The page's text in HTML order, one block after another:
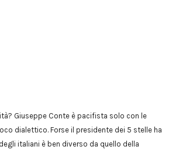
Giuseppe Conte è pacifista solo con le
dialettico. Forse il presidente dei 5 stelle ha
italiani è ben diverso da quello della